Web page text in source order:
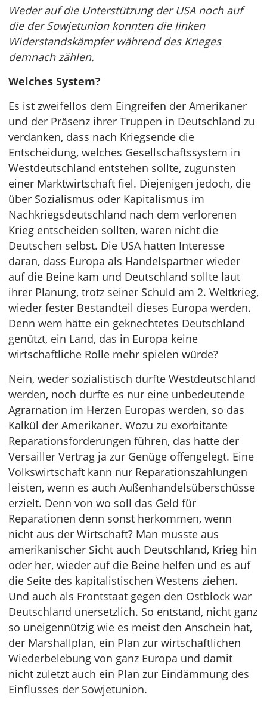
Weder auf die Unterstützung der USA noch auf
die der Sowjetunion konnten die linken
Widerstandskämpfer während des Krieges
demnach zählen.
Welches System?
Es ist zweifellos dem Eingreifen der Amerikaner
und der Präsenz ihrer Truppen in Deutschland zu
verdanken, dass nach Kriegsende die
Entscheidung, welches Gesellschaftssystem in
Westdeutschland entstehen sollte, zugunsten
einer Marktwirtschaft fiel. Diejenigen jedoch, die
über Sozialismus oder Kapitalismus im
Nachkriegsdeutschland nach dem verlorenen
Krieg entscheiden sollten, waren nicht die
Deutschen selbst. Die USA hatten Interesse
daran, dass Europa als Handelspartner wieder
auf die Beine kam und Deutschland sollte laut
ihrer Planung, trotz seiner Schuld am 2. Weltkrieg,
wieder fester Bestandteil dieses Europa werden.
Denn wem hätte ein geknechtetes Deutschland
genützt, ein Land, das in Europa keine
wirtschaftliche Rolle mehr spielen würde?
Nein, weder sozialistisch durfte Westdeutschland
werden, noch durfte es nur eine unbedeutende
Agrarnation im Herzen Europas werden, so das
Kalkül der Amerikaner. Wozu zu exorbitante
Reparationsforderungen führen, das hatte der
Versailler Vertrag ja zur Genüge offengelegt. Eine
Volkswirtschaft kann nur Reparationszahlungen
leisten, wenn es auch Außenhandelsüberschüsse
erzielt. Denn von wo soll das Geld für
Reparationen denn sonst herkommen, wenn
nicht aus der Wirtschaft? Man musste aus
amerikanischer Sicht auch Deutschland, Krieg hin
oder her, wieder auf die Beine helfen und es auf
die Seite des kapitalistischen Westens ziehen.
Und auch als Frontstaat gegen den Ostblock war
Deutschland unersetzlich. So entstand, nicht ganz
so uneigennützig wie es meist den Anschein hat,
der Marshallplan, ein Plan zur wirtschaftlichen
Wiederbelebung von ganz Europa und damit
nicht zuletzt auch ein Plan zur Eindämmung des
Einflusses der Sowjetunion.